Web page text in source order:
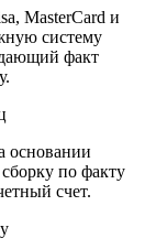
MasterCard и
систему
факт
основании
сборку по факту
счет.